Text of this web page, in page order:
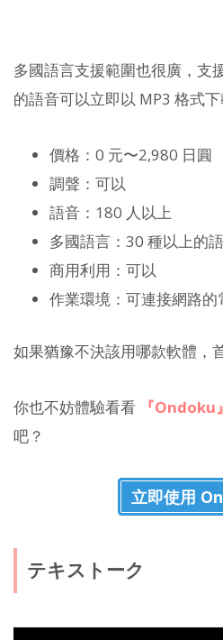
多國語言支援範圍也很廣，支
的語音可以立即以 MP3 格式
價格：0 元〜2,980 日圓
調聲：可以
語音：180 人以上
多國語言：30 種以上的
商用利用：可以
作業環境：可連接網路
如果猶豫不決該用哪款軟體，
你也不妨體驗看看 『Ondoku』
吧？
立即使用
テキストーク